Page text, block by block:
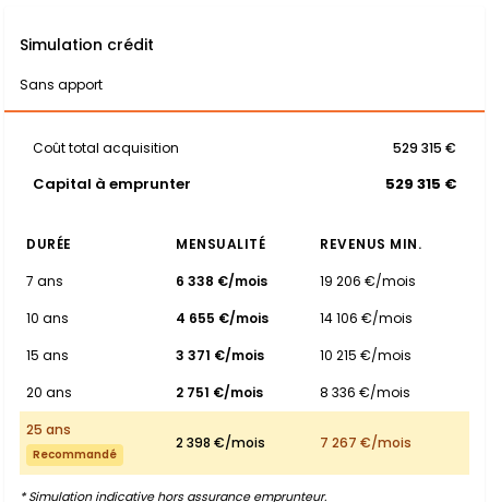
Simulation crédit
Sans apport
Coût total acquisition 529 315 €
Capital à emprunter 529 315 €
DURÉE MENSUALITÉ
REVENUS MIN.
7 ans
6 338 €/mois
19 206 €/mois
10 ans
4 655 €/mois
14 106 €/mois
15 ans
3 371 €/mois
10 215 €/mois
20 ans
2 751 €/mois
8 336 €/mois
25 ans
Recommandé
2 398 €/mois 7 267 €/mois
* Simulation indicative hors assurance emprunteur.